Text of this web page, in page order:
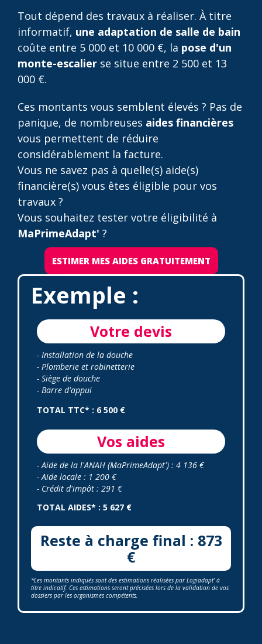
Tout dépend des travaux à réaliser. À titre
informatif, une adaptation de salle de bain
coûte entre 5 000 et 10 000 €, la pose d'un
monte-escalier se situe entre 2 500 et 13
000 €.
Ces montants vous semblent élevés ? Pas de
panique, de nombreuses aides financières
vous permettent de réduire
considérablement la facture.
Vous ne savez pas à quelle(s) aide(s)
financière(s) vous êtes éligible pour vos
travaux ?
Vous souhaitez tester votre éligibilité à
MaPrimeAdapt' ?
ESTIMER MES AIDES GRATUITEMENT
Exemple :
Votre devis
- Installation de la douche
- Plomberie et robinetterie
- Siège de douche
- Barre d'appui
TOTAL TTC* : 6 500 €
Vos aides
- Aide de la l'ANAH (MaPrimeAdapt') : 4 136 €
- Aide locale : 1 200 €
- Crédit d'impôt : 291 €
TOTAL AIDES* : 5 627 €
Reste à charge final : 873
€
*Les montants indiqués sont des estimations réalisées par Logiadapt' à
titre indicatif. Ces estimations seront précisées lors de la validation de vos
dossiers par les organismes compétents.